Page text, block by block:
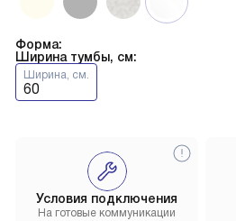
Форма:
Ширина тумбы, см:
Ширина, см.
60
Условия подключения
На готовые коммуникации